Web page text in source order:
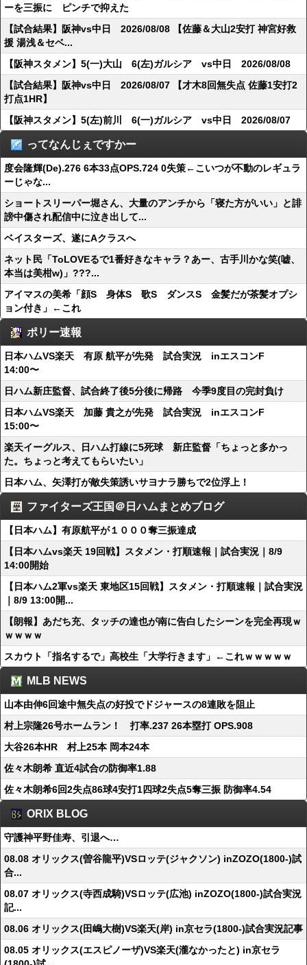
ーを三振に ピンチで抑えた
【試合結果】阪神vs中日 2026/08/08 【佐藤＆大山2安打 神宮好救
援 湯浅＆セベ...
【阪神スタメン】5(一)大山 6(左)ガルシア vs中日 2026/08/08
【試合結果】阪神vs中日 2026/08/07 【才木8回無失点 佐藤1安打2
打点1HR】
【阪神スタメン】5(左)前川 6(一)ガルシア vs中日 2026/08/07
ってなんじぇですかー
度会隆輝(De).276 6本33点OPS.724 0失策←こいつが不動のレギュラ
ーじゃな...
ショートスリーパー堀さん、大量のアンチから「寝た方がいい」と誹
謗中傷され配信中に泣き出して...
ベイスターズ、遂にAクラスへ
ネット民「ToLOVEるで1番好きなキャラ？あー、古手川かな笑(嘘、
本当は美柑w)」???...
アイマスの美希「顔S 身体S 歌S ダンスS 金髪だが茶髪オプシ
ョン付き」←これ
ポリー速報
日本ハムVS楽天 有原 航平が先発 試合実況 inエスコンF
14:00〜
日ハム新庄監督、試合終了後5分後に帰路 今季9度目の完封負け
日本ハムVS楽天 加藤 貴之が先発 試合実況 inエスコンF
15:00〜
楽天イーグルス、日ハム打線に5死球 新庄監督「ちょっと多かっ
た。ちょっと考えてもらいたい」
日本ハム、矢澤打が敵失策誘いサヨナラ勝ちで2位浮上！
ファイターズ王国＠日ハムまとめブログ
【日本ハム】有原航平が１０００奪三振達成
【日本ハムvs楽天 19回戦】スタメン・打順速報｜試合実況｜8/9
14:00開始
【日本ハム2軍vs楽天 東地区15回戦】スタメン・打順速報｜試合実況
｜8/9 13:00開...
【朗報】あだち充、タッチの達也が南に告白したシーンを完全再現ｗ
ｗｗｗｗ
スカウト「指名するで」高校生「大学行きます」←これｗｗｗｗｗ
MLB NEWS
山本由伸6回途中無失点の好投でドジャースの8連敗を阻止
村上宗隆26号ホームラン！ 打率.237 26本塁打 OPS.908
大谷26本HR 村上25本 岡本24本
佐々木朗希 直近4試合の防御率1.88
佐々木朗希6回2失点86球4安打1四球2失点5奪三振 防御率4.54
ORIX BLOG
守護神平野佳寿、引退へ…
08.08 オリックス(曽谷龍平)VSロッテ(ジャクソン) inZOZO(1800-)試
合...
08.07 オリックス(寺西成騎)VSロッテ(広池) inZOZO(1800-)試合実況
記...
08.06 オリックス(田嶋大樹)VS楽天(岸) in京セラ(1800-)試合実況記事
08.05 オリックス(エスピノーザ)VS楽天(瀧なかったと) in京セラ